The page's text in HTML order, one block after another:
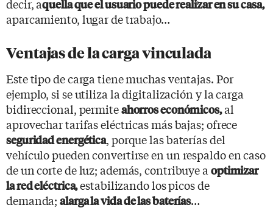
decir, aquella que el usuario puede realizar en su casa,
aparcamiento, lugar de trabajo…
Ventajas de la carga vinculada
Este tipo de carga tiene muchas ventajas. Por
ejemplo, si se utiliza la digitalización y la carga
bidireccional, permiteahorros económicos,al
aprovechar tarifas eléctricas más bajas; ofrece
seguridad energética, porque las baterías del
vehículo pueden convertirse en un respaldo en caso
de un corte de luz; además, contribuye a optimizar
la red eléctrica,estabilizando los picos de
demanda;alarga la vida de las baterías…